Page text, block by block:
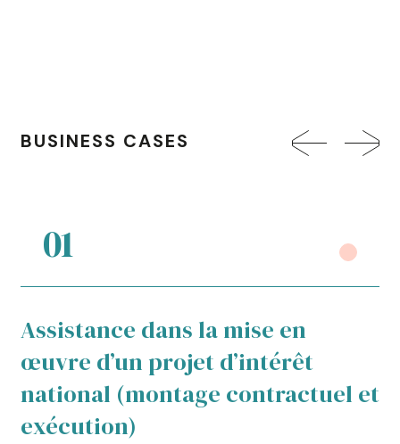
BUSINESS CASES
01
Assistance dans la mise en
œuvre d’un projet d’intérêt
national (montage contractuel et
exécution)